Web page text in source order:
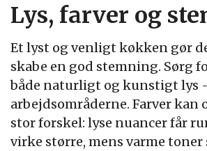
Lys, farver og
Et lyst og venligt køkken gør
skabe en god stemning. Sørg
både naturligt og kunstigt lys
arbejdsområderne. Farver kan
stor forskel: lyse nuancer får
virke større, mens varme toner